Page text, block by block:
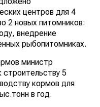
центров для 4
2 новых питомников:
внедрение
рыбопитомниках.
министр
строительству 5
кормов для
в год.